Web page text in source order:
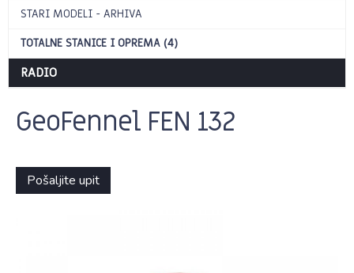
STARI MODELI - ARHIVA
TOTALNE STANICE I OPREMA (4)
RADIO
GeoFennel FEN 132
Pošaljite upit